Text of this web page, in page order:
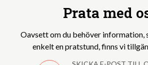
Prata med
Oavsett om du behöver information,
enkelt en pratstund, finns vi